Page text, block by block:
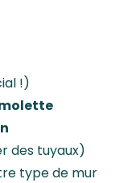
!)
des tuyaux)
type de mur